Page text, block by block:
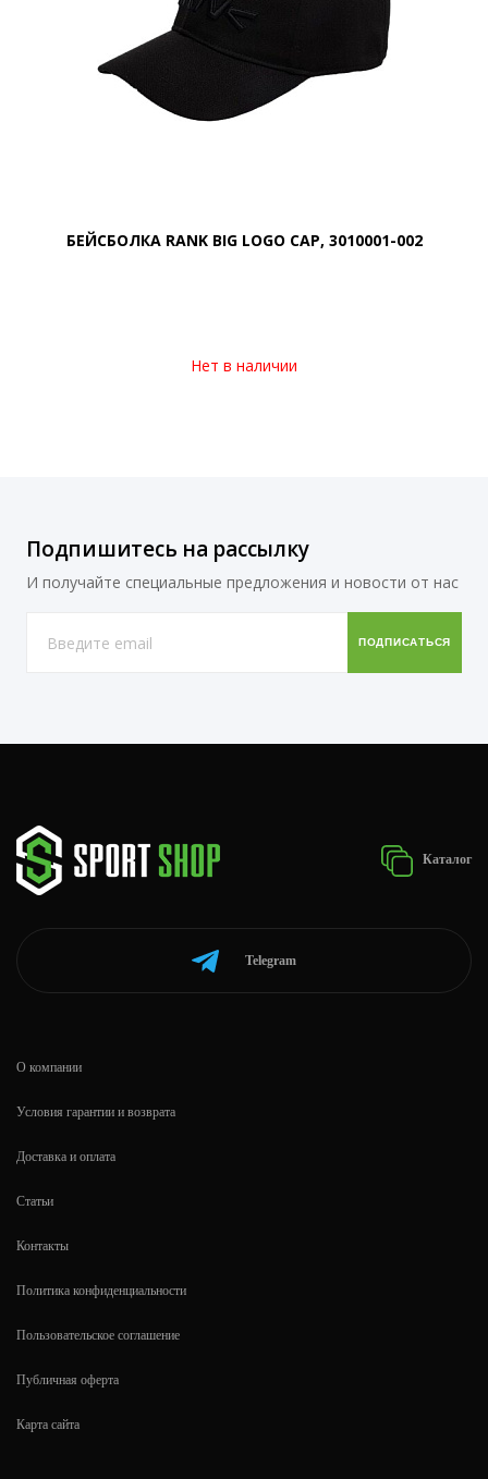
БЕЙСБОЛКА RANK BIG LOGO CAP, 3010001-002
Нет в наличии
Подпишитесь на рассылку
И получайте специальные предложения и новости от нас
Каталог
Telegram
О компании
Условия гарантии и возврата
Доставка и оплата
Статьи
Контакты
Политика конфиденциальности
Пользовательское соглашение
Публичная оферта
Карта сайта